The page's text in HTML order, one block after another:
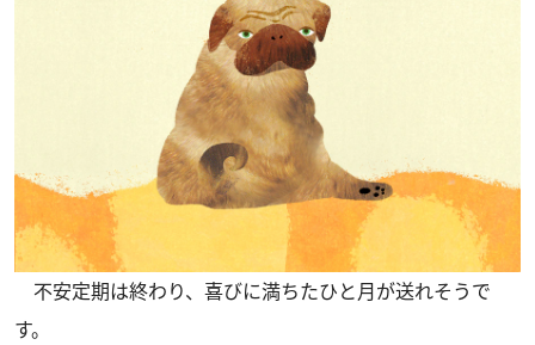
不安定期は終わり、喜びに満ちたひと月が送れそうで
す。